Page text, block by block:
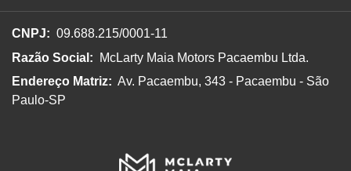
CNPJ: 09.688.215/0001-11
Razão Social:
McLarty Maia Motors Pacaembu Ltda.
Endereço Matriz: Av. Pacaembu, 343 - Pacaembu - São
Paulo-SP